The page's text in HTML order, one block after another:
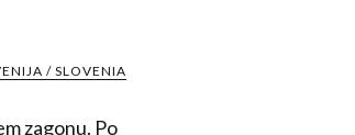
/ SLOVENIA
zagonu. Po